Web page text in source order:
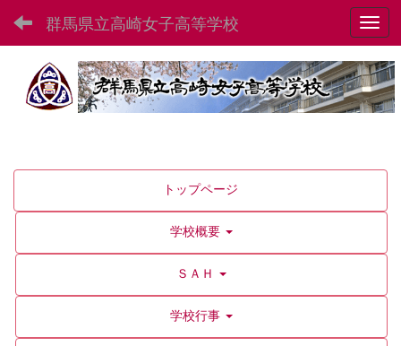
群馬県立高崎女子高等学校
トップページ
学校概要
ＳＡＨ
学校行事